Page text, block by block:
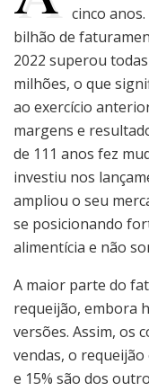
cinco
bilhão de
2022 superou
milhões, o que
ao exercício
margens e
de 111 anos fez
investiu nos
ampliou o seu
se posicionando
alimentícia e não
A maior parte do
requeijão, embora
versões. Assim, os
vendas, o requeijão
e 15% são dos